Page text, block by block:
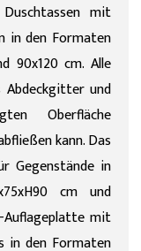
mit
in den Formaten
90x120 cm. Alle
Abdeckgitter und
Oberfläche
kann. Das
Gegenstände in
cm und
Auflageplatte mit
in den Formaten